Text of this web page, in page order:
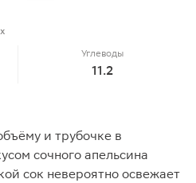
Углеводы
11.2
и трубочке в
сочного апельсина
сок невероятно освежает